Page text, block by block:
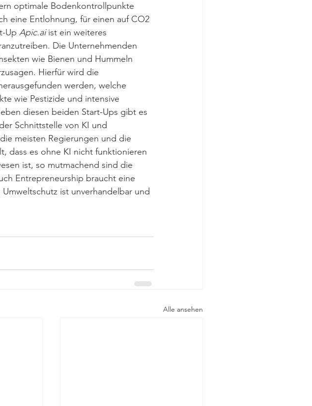
optimale Bodenkontrollpunkte
eine Entlohnung, für einen auf CO2
Up Apic.ai ist ein weiteres
Die Unternehmenden
wie Bienen und Hummeln
Hierfür wird die
werden, welche
wie Pestizide und intensive
diesen beiden Start-Ups gibt es
Schnittstelle von KI und
meisten Regierungen und die
dass es ohne KI nicht funktionieren
ist, so mutmachend sind die
Entrepreneurship braucht eine
ist unverhandelbar und
Alle ansehen